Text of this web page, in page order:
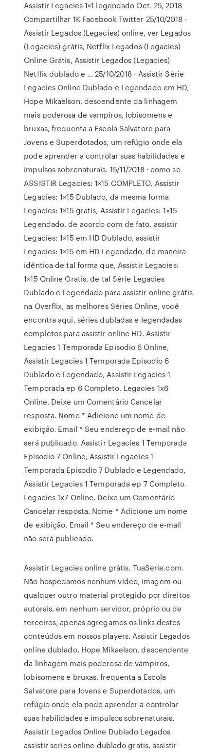
Assistir Legacies 1×1 legendado Oct. 25, 2018
Compartilhar 1K Facebook Twitter 25/10/2018 ·
Assistir Legados (Legacies) online, ver Legados
(Legacies) grátis, Netflix Legados (Legacies)
Online Grátis, Assistir Legados (Legacies)
Netflix dublado e … 25/10/2018 · Assistir Série
Legacies Online Dublado e Legendado em HD,
Hope Mikaelson, descendente da linhagem
mais poderosa de vampiros, lobisomens e
bruxas, frequenta a Escola Salvatore para
Jovens e Superdotados, um refúgio onde ela
pode aprender a controlar suas habilidades e
impulsos sobrenaturais. 15/11/2018 · como se
ASSISTIR Legacies: 1×15 COMPLETO, Assistir
Legacies: 1×15 Dublado, da mesma forma
Legacies: 1×15 gratis, Assistir Legacies: 1×15
Legendado, de acordo com de fato, assistir
Legacies: 1×15 em HD Dublado, assistir
Legacies: 1×15 em HD Legendado, de maneira
idêntica de tal forma que, Assistir Legacies:
1×15 Online Gratis, de tal Série Legacies
Dublado e Legendado para assistir online grátis
na Overflix, as melhores Séries Online, você
encontra aqui, séries dubladas e legendadas
completos para assistir online HD. Assistir
Legacies 1 Temporada Episodio 6 Online,
Assistir Legacies 1 Temporada Episodio 6
Dublado e Legendado, Assistir Legacies 1
Temporada ep 6 Completo. Legacies 1x6
Online. Deixe um Comentário Cancelar
resposta. Nome * Adicione um nome de
exibição. Email * Seu endereço de e-mail não
será publicado. Assistir Legacies 1 Temporada
Episodio 7 Online, Assistir Legacies 1
Temporada Episodio 7 Dublado e Legendado,
Assistir Legacies 1 Temporada ep 7 Completo.
Legacies 1x7 Online. Deixe um Comentário
Cancelar resposta. Nome * Adicione um nome
de exibição. Email * Seu endereço de e-mail
não será publicado.
Assistir Legacies online grátis. TuaSerie.com.
Não hospedamos nenhum vídeo, imagem ou
qualquer outro material protegido por direitos
autorais, em nenhum servidor, próprio ou de
terceiros, apenas agregamos os links destes
conteúdos em nossos players. Assistir Legados
online dublado, Hope Mikaelson, descendente
da linhagem mais poderosa de vampiros,
lobisomens e bruxas, frequenta a Escola
Salvatore para Jovens e Superdotados, um
refúgio onde ela pode aprender a controlar
suas habilidades e impulsos sobrenaturais.
Assistir Legados Online Dublado Legados
assistir series online dublado gratis, assistir